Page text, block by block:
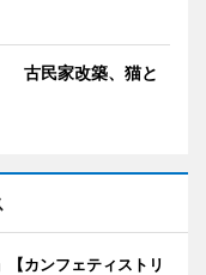
古民家改築、猫と
カンフェティストリ